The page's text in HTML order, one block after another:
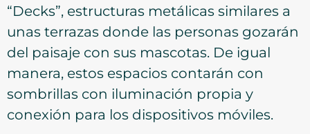
“Decks”, estructuras metálicas similares a
unas terrazas donde las personas gozarán
del paisaje con sus mascotas. De igual
manera, estos espacios contarán con
sombrillas con iluminación propia y
conexión para los dispositivos móviles.